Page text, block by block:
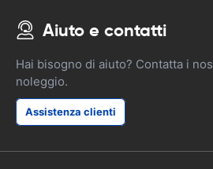
Aiuto e contatti
Hai bisogno di aiuto? Contatta i
noleggio.
Assistenza clienti